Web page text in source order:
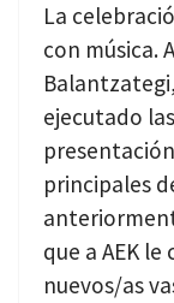
La
con música.
ejecutado
principales
que a AEK
nuevos/as